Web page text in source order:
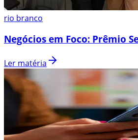
rio branco
Negócios em Foco: Prêmio
Ler matéria